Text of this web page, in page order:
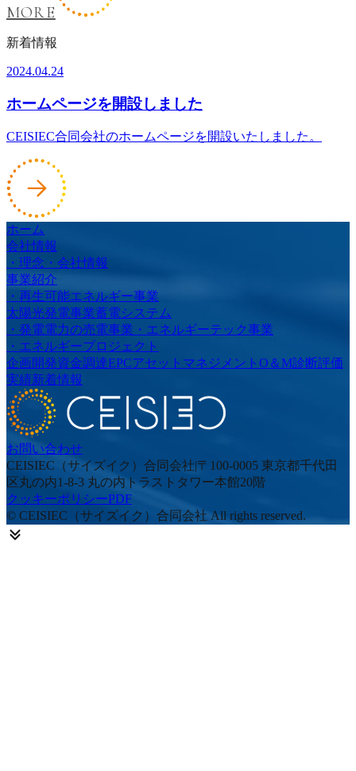
MORE
新着情報
2024.04.24
ホームページを開設しました
CEISIEC合同会社のホームページを開設いたしました。
ホーム
会社情報
・ 理念 ・ 会社情報
事業紹介
・ 再生可能エネルギー事業
太陽光発電事業蓄電システム
・ 発電電力の売電事業 ・ エネルギーテック事業
・ エネルギープロジェクト
企画開発資金調達EPCアセットマネジメント O＆M診断評価
実績新着情報
お問い合わせ
CEISIEC（サイズイク）合同会社|〒100-0005 東京都千代田
区丸の内1-8-3 丸の内トラストタワー本館20階
クッキーポリシーPDF
© CEISIEC（サイズイク）合同会社 All rights reserved.